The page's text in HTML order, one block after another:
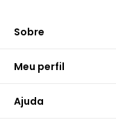
Sobre
Meu perfil
Ajuda